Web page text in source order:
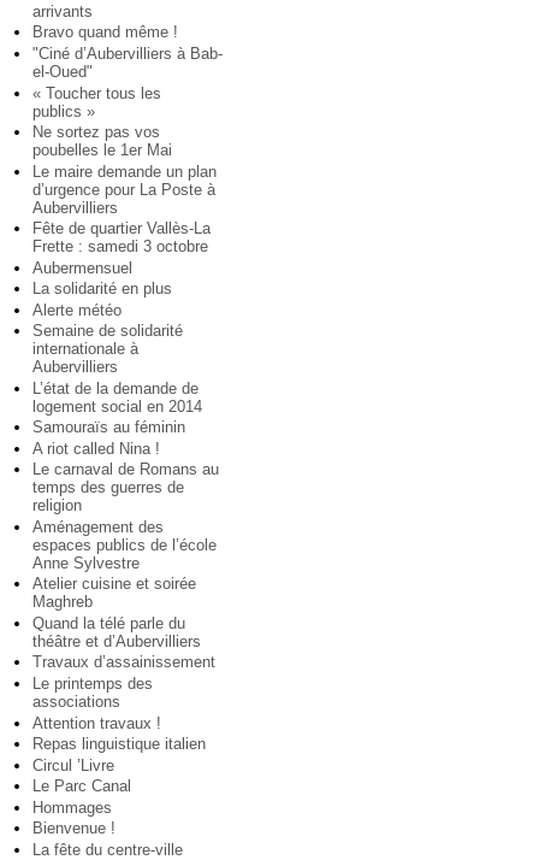
arrivants
Bravo quand même !
"Ciné d’Aubervilliers à Bab-
el-Oued"
« Toucher tous les
publics »
Ne sortez pas vos
poubelles le 1er Mai
Le maire demande un plan
d’urgence pour La Poste à
Aubervilliers
Fête de quartier Vallès-La
Frette : samedi 3 octobre
Aubermensuel
La solidarité en plus
Alerte météo
Semaine de solidarité
internationale à
Aubervilliers
L’état de la demande de
logement social en 2014
Samouraïs au féminin
A riot called Nina !
Le carnaval de Romans au
temps des guerres de
religion
Aménagement des
espaces publics de l’école
Anne Sylvestre
Atelier cuisine et soirée
Maghreb
Quand la télé parle du
théâtre et d’Aubervilliers
Travaux d’assainissement
Le printemps des
associations
Attention travaux !
Repas linguistique italien
Circul ’Livre
Le Parc Canal
Hommages
Bienvenue !
La fête du centre-ville